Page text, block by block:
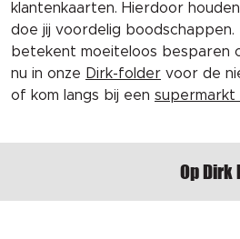
klantenkaarten. Hierdoor
doe jij voordelig boodschappen.
betekent moeiteloos besparen
nu in onze Dirk-folder voor de
of kom langs bij een supermarkt
Op Dirk